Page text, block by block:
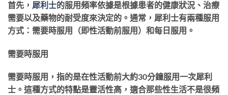
首先， 犀利士的服用頻率依據是根據患者的健康狀況、治療
需要以及藥物的耐受度來決定的。通常，犀利士有兩種服用
方式：需要時服用（即性活動前服用）和每日服用。
需要時服用
需要時服用，指的是在性活動前大約30分鐘服用一次犀利
士。這種方式的特點是靈活性高，適合那些性生活不是很頻